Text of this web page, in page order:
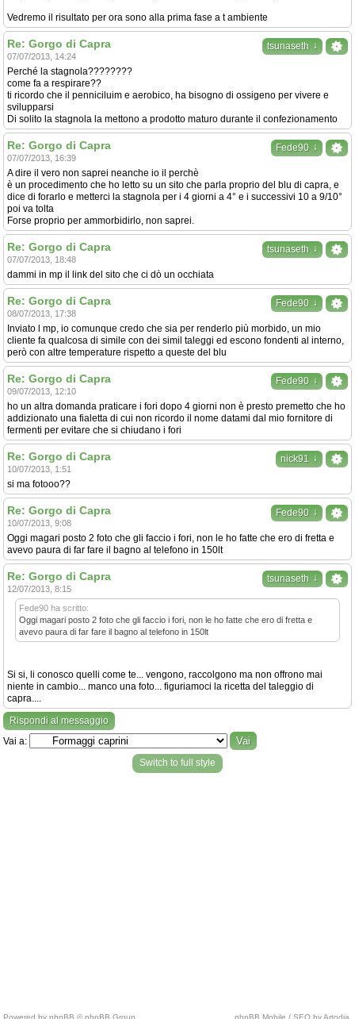
Vedremo il risultato per ora sono alla prima fase a t ambiente
tsunaseth ↓
Re: Gorgo di Capra
07/07/2013, 14:24
Perché la stagnola????????
come fa a respirare??
ti ricordo che il penniciluim e aerobico, ha bisogno di ossigeno per vivere e
svilupparsi
Di solito la stagnola la mettono a prodotto maturo durante il confezionamento
Fede90 ↓
Re: Gorgo di Capra
07/07/2013, 16:39
A dire il vero non saprei neanche io il perchè
è un procedimento che ho letto su un sito che parla proprio del blu di capra, e
dice di forarlo e metterci la stagnola per i 4 giorni a 4° e i successivi 10 a 9/10°
poi va tolta
Forse proprio per ammorbidirlo, non saprei.
tsunaseth ↓
Re: Gorgo di Capra
07/07/2013, 18:48
dammi in mp il link del sito che ci dò un occhiata
Fede90 ↓
Re: Gorgo di Capra
08/07/2013, 17:38
Inviato l mp, io comunque credo che sia per renderlo più morbido, un mio
cliente fa qualcosa di simile con dei simil taleggi ed escono fondenti al interno,
però con altre temperature rispetto a queste del blu
Fede90 ↓
Re: Gorgo di Capra
09/07/2013, 12:10
ho un altra domanda praticare i fori dopo 4 giorni non è presto premetto che ho
addizionato una fialetta di cui non ricordo il nome datami dal mio fornitore di
fermenti per evitare che si chiudano i fori
nick91 ↓
Re: Gorgo di Capra
10/07/2013, 1:51
si ma fotooo??
Fede90 ↓
Re: Gorgo di Capra
10/07/2013, 9:08
Oggi magari posto 2 foto che gli faccio i fori, non le ho fatte che ero di fretta e
avevo paura di far fare il bagno al telefono in 150lt
tsunaseth ↓
Re: Gorgo di Capra
12/07/2013, 8:15
Fede90 ha scritto:
Oggi magari posto 2 foto che gli faccio i fori, non le ho fatte che ero di fretta e
avevo paura di far fare il bagno al telefono in 150lt
Si si, li conosco quelli come te... vengono, raccolgono ma non offrono mai
niente in cambio... manco una foto... figuriamoci la ricetta del taleggio di
capra....
Rispondi al messaggio
Vai a:
Switch to full style
Powered by phpBB © phpBB Group. phpBB Mobile / SEO by Artodia.